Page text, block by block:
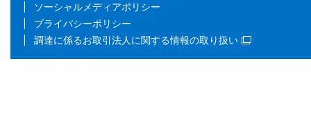
ソーシャルメディアポリシー
プライバシーポリシー
調達に係るお取引法人に関する情報の取り扱い